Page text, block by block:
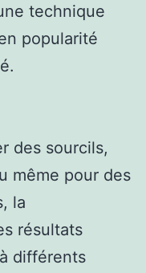
technique
popularité
des sourcils,
même pour des
la
résultats
différents